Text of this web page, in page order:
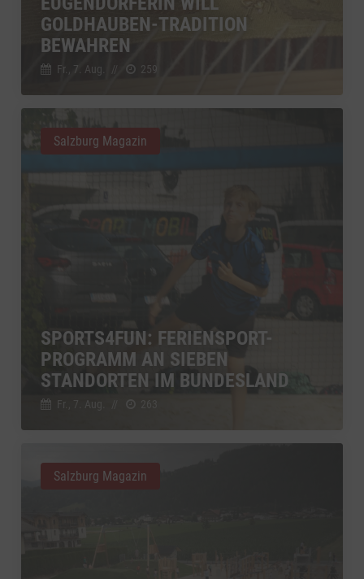
GOLDHAUBEN-TRADITION
BEWAHREN
Fr., 7. Aug. // 259
SPORTS4FUN: FERIENSPORT-
PROGRAMM AN SIEBEN
STANDORTEN IM BUNDESLAND
Fr., 7. Aug. 263
Salzburg Magazin
Salzburg Magazin